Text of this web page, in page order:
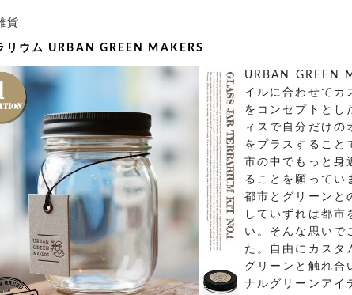
貨
リウム URBAN GREEN MAKERS
URBAN GREEN
イルに合わせてカ
をコンセプトとし
ィスで自分だけの
をプラスすること
市の中でもっと身
ることを願ってい
都市とグリーンと
していずれは都市
い。そんな思いで
た。自由にカスタ
グリーンと触れ合
ナルグリーンアイ